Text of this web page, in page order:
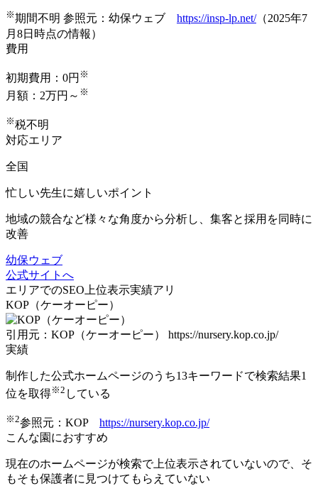
※期間不明 参照元：幼保ウェブ https://insp-lp.net/（2025年7
月8日時点の情報）
費用
初期費用： 0円 ※
月額： 2万円～ ※
※税不明
対応エリア
全国
忙しい先生に嬉しいポイント
地域の競合など様々な角度から分析し、 集客と採用を同時に
改善
幼保ウェブ
公式サイトへ
エリアでのSEO上位表示実績アリ
KOP（ケーオーピー）
引用元：KOP（ケーオーピー） https://nursery.kop.co.jp/
実績
制作した公式ホームページのうち13キーワードで検索結果1
位を取得※2 している
※2参照元：KOP https://nursery.kop.co.jp/
こんな園におすすめ
現在のホームページが検索で上位表示されていないので、そ
もそも保護者に見つけてもらえていない